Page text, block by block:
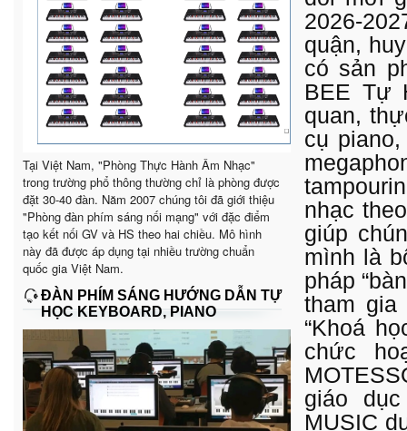
Tại Việt Nam, "Phòng Thực Hành Âm Nhạc"
trong trường phổ thông thường chỉ là phòng được
đặt 30-40 đàn. Năm 2007 chúng tôi đã giới thiệu
"Phòng đàn phím sáng nối mạng" với đặc điểm
tạo kết nối GV và HS theo hai chiều. Mô hình
này đã được áp dụng tại nhiều trường chuẩn
quốc gia Việt Nam.
ĐÀN PHÍM SÁNG HƯỚNG DẪN TỰ
HỌC KEYBOARD, PIANO
2026-
quận,
có sản
BEE Tự
quan,
cụ
nhạc
giúp
mình là
pháp
tham
“Khoá
chức
giáo
MUSIC